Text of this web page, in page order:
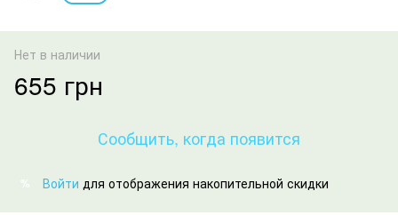
Нет в наличии
655 грн
Сообщить, когда появится
% Войти для отображения накопительной скидки